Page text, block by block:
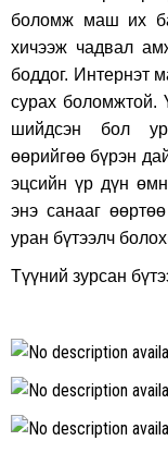
боломж маш их
хичээж чадвал
боддог. Интернэт
сурах боломжтой.
шийдсэн бол ур
өөрийгөө бүрэн
эцсийн үр дүн
энэ санааг
уран бүтээлч
Түүний зурсан